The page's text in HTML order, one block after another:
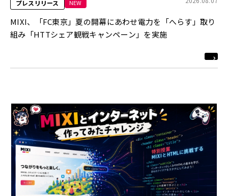
プレスリリース NEW
MIXI、「FC東京」夏の開幕にあわせ電力を「へらす」取り
組み「HTTシェア観戦キャンペーン」を実施